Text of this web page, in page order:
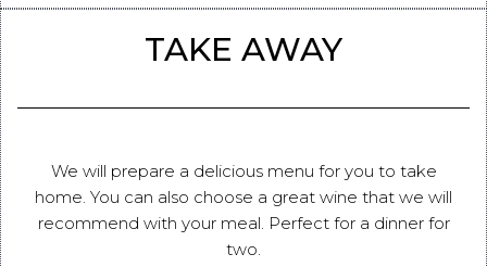
TAKE AWAY
We will prepare a delicious menu for you to take
home. You can also choose a great wine that we will
recommend with your meal. Perfect for a dinner for
two.